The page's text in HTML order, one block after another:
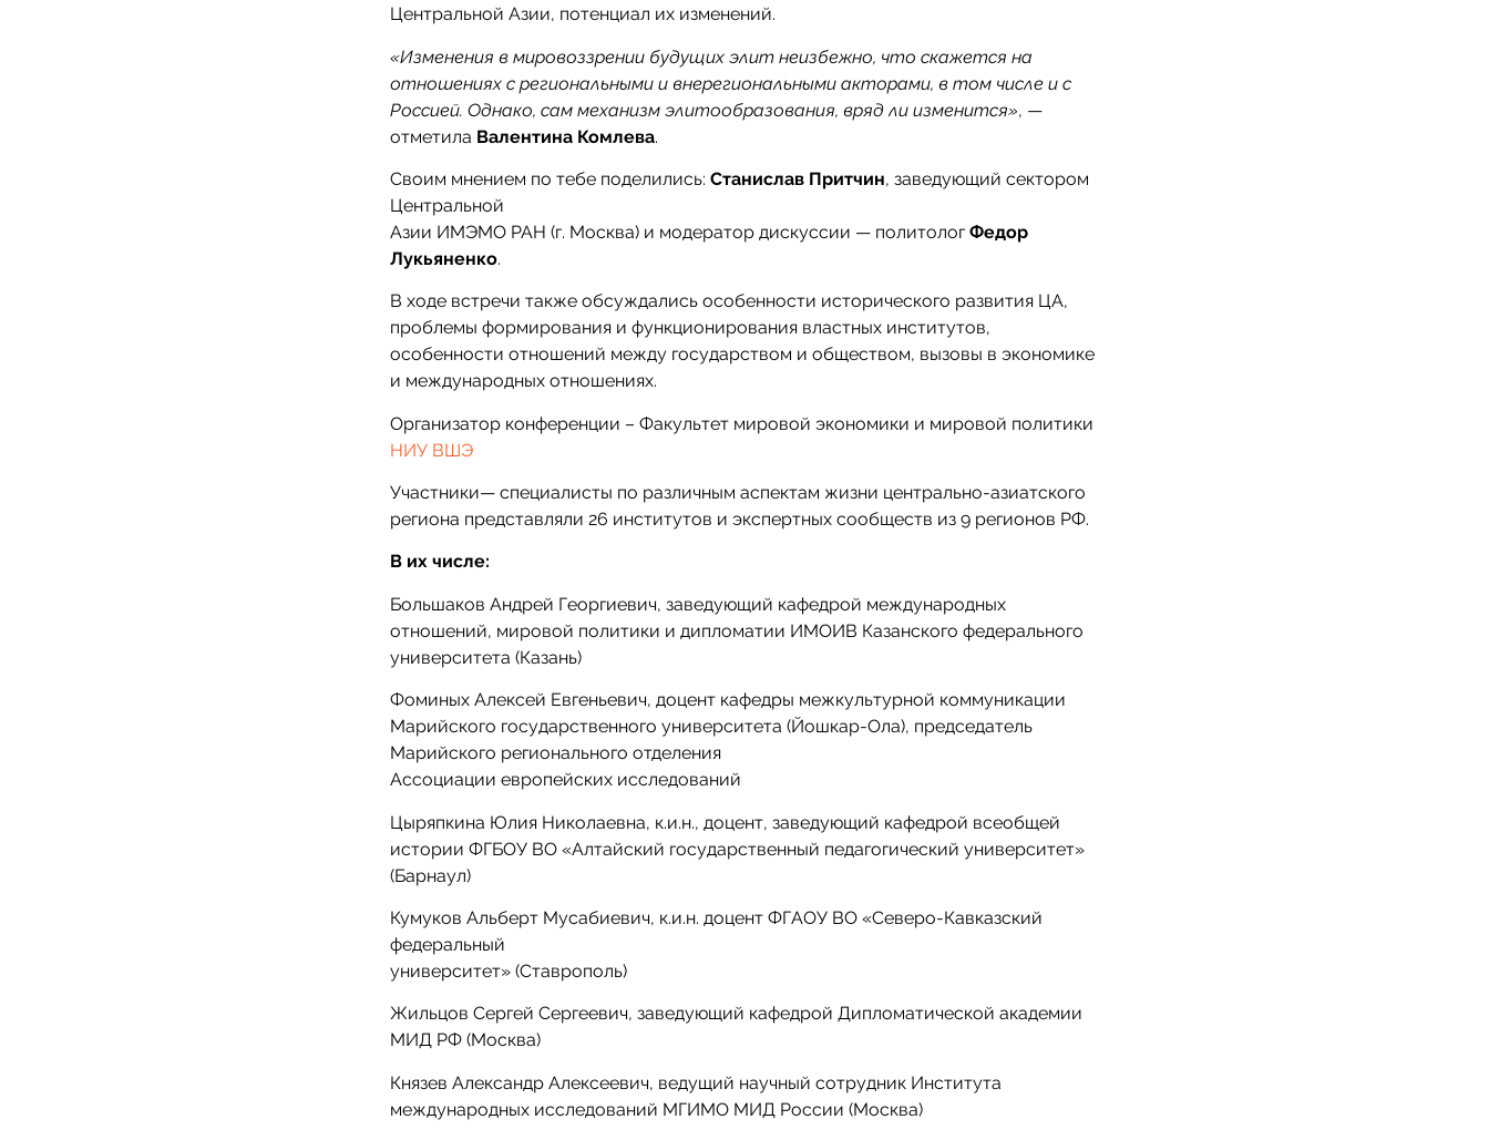
Центральной Азии, потенциал их изменений.
«Изменения в мировоззрении будущих элит неизбежно, что скажется на
отношениях с региональными и внерегиональными акторами, в том числе и с
Россией. Однако, сам механизм элитообразования, вряд ли изменится», —
отметила Валентина Комлева.
Своим мнением по тебе поделились: Станислав Притчин, заведующий сектором
Центральной
Азии ИМЭМО РАН (г. Москва) и модератор дискуссии — политологФедор
Лукьяненко.
В ходе встречи также обсуждались особенности исторического развития ЦА,
проблемы формирования и функционирования властных институтов,
особенности отношений между государством и обществом, вызовы в экономике
и международных отношениях.
Организатор конференции – Факультет мировой экономики и мировой политики
НИУ ВШЭ
Участники— специалисты по различным аспектам жизни центрально-азиатского
региона представляли 26 институтов и экспертных сообществ из 9 регионов РФ.
В их числе:
Большаков Андрей Георгиевич, заведующий кафедрой международных
отношений, мировой политики и дипломатии ИМОИВ Казанского федерального
университета (Казань)
Фоминых Алексей Евгеньевич, доцент кафедры межкультурной коммуникации
Марийского государственного университета (Йошкар-Ола), председатель
Марийского регионального отделения
Ассоциации европейских исследований
Цыряпкина Юлия Николаевна, к.и.н., доцент, заведующий кафедрой всеобщей
истории ФГБОУ ВО «Алтайский государственный педагогический университет»
(Барнаул)
Кумуков Альберт Мусабиевич, к.и.н. доцент ФГАОУ ВО «Северо-Кавказский
федеральный
университет» (Ставрополь)
Жильцов Сергей Сергеевич, заведующий кафедрой Дипломатической академии
МИД РФ (Москва)
Князев Александр Алексеевич, ведущий научный сотрудник Института
международных исследований МГИМО МИД России (Москва)